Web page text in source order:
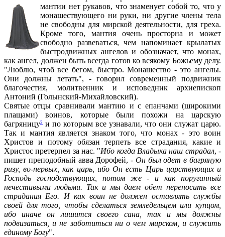
мантии нет рукавов, что знаменует собой то, что у
монашествующего ни руки, ни другие члены тела
не свободны для мирской деятельности, для греха.
Кроме того, мантия очень просторна и может
свободно развеваться, чем напоминает крылатых
быстродвижных ангелов и обозначает, что монах,
как ангел, должен быть всегда готов ко всякому Божьему делу.
"Люблю, чтоб все бегом, быстро. Монашество - это ангелы.
Они должны летать", - говорил современный подвижник
благочестия, молитвенник и исповедник архиепископ
Антоний (Голынский-Михайловский).
Святые отцы сравнивали мантию и с епанчами (широкими
плащами) воинов, которые были похожи на царскую
багряницу2 и по которым все узнавали, что они служат царю.
Так и мантия является знаком того, что монах - это воин
Христов и потому обязан терпеть все страдания, какие и
Христос претерпел за нас. "Ибо когда Владыка наш страдал, -
пишет преподобный авва Дорофей, - Он был одет в багряную
ризу, во-первых, как царь, ибо Он есть Царь царствующих и
Господь господствующих, потом же - и как поруганный
нечестивыми людьми. Так и мы даем обет переносить все
страдания Его. И как воин не должен оставлять службы
своей для того, чтобы сделаться земледельцем или купцом,
ибо иначе он лишится своего сана, так и мы должны
подвизаться, и не заботиться ни о чем мирском, и служить
единому Богу".